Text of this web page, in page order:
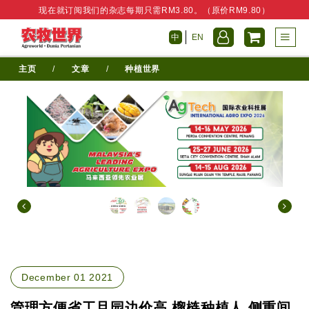
现在就订阅我们的杂志每期只需RM3.80。（原价RM9.80）
中 EN
主页 / 文章 / 种植世界
December 01 2021